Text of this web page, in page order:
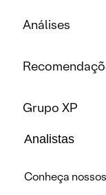
Análises
Grupo XP
Analistas
Conheça